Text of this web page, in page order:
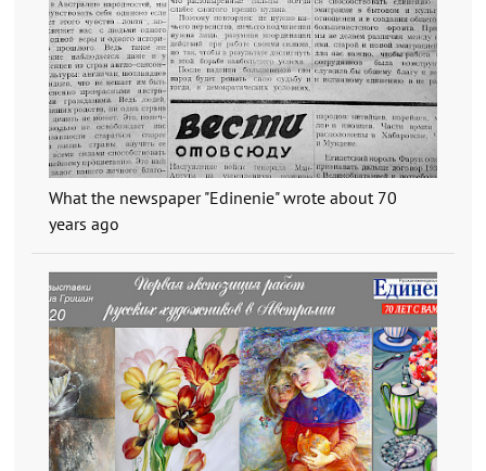
What the newspaper "Edinenie" wrote about 70
years ago